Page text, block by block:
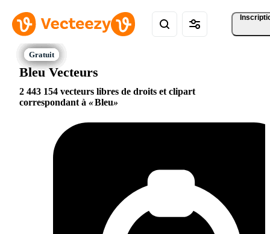
Bleu Vecteurs
2 443 154 vecteurs libres de droits et clipart
correspondant à
Bleu